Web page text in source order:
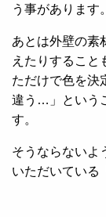
う事があります。
あとは外壁の素
えたりすること
ただけで色を決
違う…」という
す。
そうならないよ
いただいている